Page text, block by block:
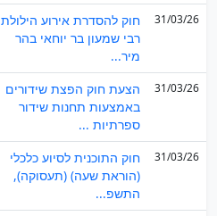
31/03/26
חוק להסדרת אירוע הילולת
רבי שמעון בר יוחאי בהר
מיר...
31/03/26
הצעת חוק הפצת שידורים
באמצעות תחנות שידור
ספרתיות ...
31/03/26
חוק התוכנית לסיוע כלכלי
(הוראת שעה) (תעסוקה),
התשפ...